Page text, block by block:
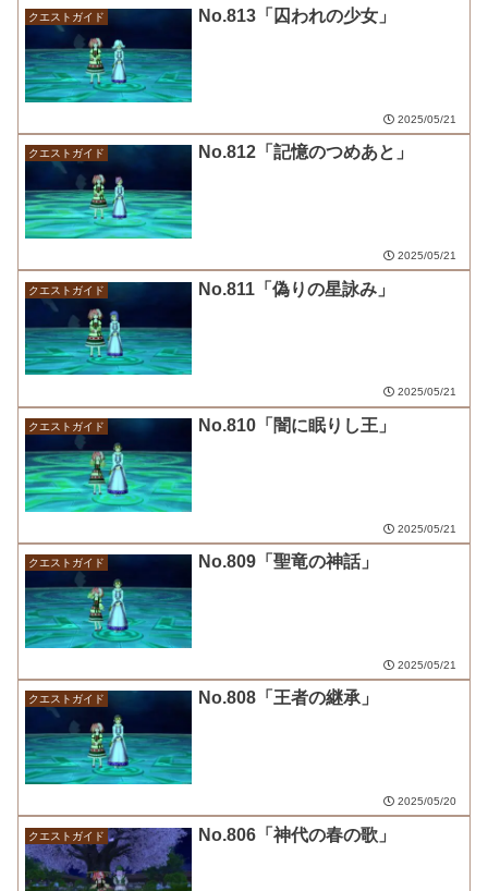
クエストガイド No.813「囚われの少女」
2025/05/21
クエストガイド No.812「記憶のつめあと」
2025/05/21
クエストガイド No.811「偽りの星詠み」
2025/05/21
クエストガイド No.810「闇に眠りし王」
2025/05/21
クエストガイド No.809「聖竜の神話」
2025/05/21
クエストガイド No.808「王者の継承」
2025/05/20
クエストガイド No.806「神代の春の歌」